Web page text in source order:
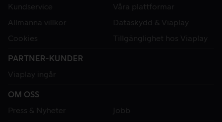
Kundservice
Våra plattformar
Allmänna villkor
Dataskydd & Viaplay
Cookies
Tillgänglighet hos Viaplay
PARTNER-KUNDER
Viaplay ingår
OM OSS
Press & Nyheter
Jobb